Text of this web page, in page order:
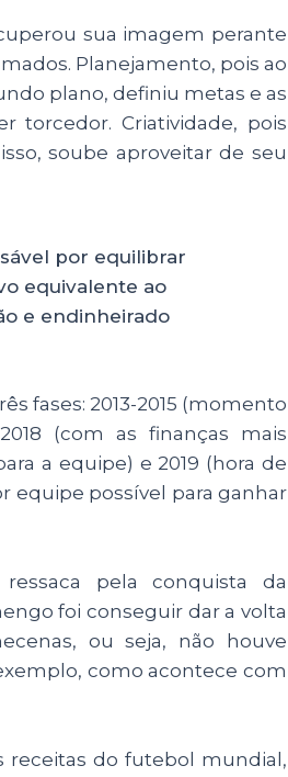
sua imagem perante
Planejamento, pois ao
plano, definiu metas e as
torcedor. Criatividade, pois
soube aproveitar de seu
por equilibrar
equivalente ao
e endinheirado
fases: 2013-2015 (momento
(com as finanças mais
a equipe) e 2019 (hora de
equipe possível para ganhar
pela conquista da
foi conseguir dar a volta
ou seja, não houve
como acontece com
receitas do futebol mundial,